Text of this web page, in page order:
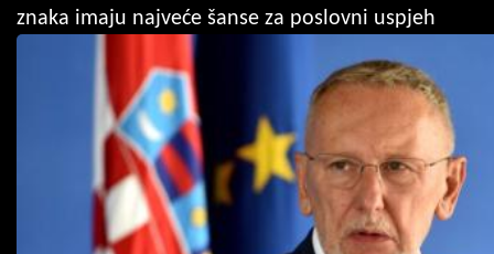
znaka imaju najveće šanse za poslovni uspjeh